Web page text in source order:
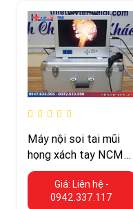
Máy nội soi tai mũi
họng xách tay NCM
15
Giá: Liên hệ -
0942.337.117